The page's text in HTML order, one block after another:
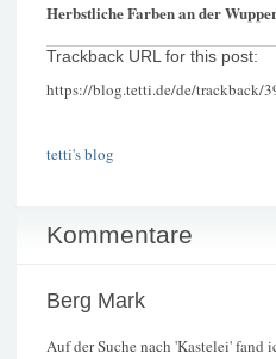
Herbstliche Farben an der
Trackback URL for this post:
https://blog.tetti.de/de/trackback/
tetti's blog
Kommentare
Berg Mark
Auf der Suche nach 'Kastelei' fand